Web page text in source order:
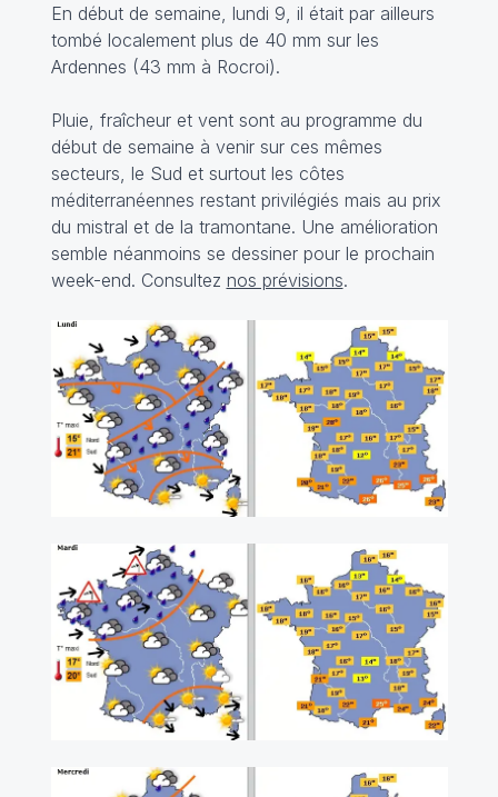
En début de semaine, lundi 9, il était par ailleurs
tombé localement plus de 40 mm sur les
Ardennes (43 mm à Rocroi).
Pluie, fraîcheur et vent sont au programme du
début de semaine à venir sur ces mêmes
secteurs, le Sud et surtout les côtes
méditerranéennes restant privilégiés mais au prix
du mistral et de la tramontane. Une amélioration
semble néanmoins se dessiner pour le prochain
week-end. Consultez nos prévisions.